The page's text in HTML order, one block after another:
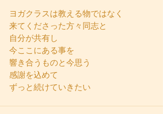
ヨガクラスは教える物ではなく
来てくださった方々同志と
自分が共有し
今ここにある事を
響き合うものと今思う
感謝を込めて
ずっと続けていきたい